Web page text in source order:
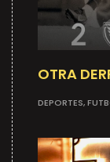
OTRA
DEPORTES,